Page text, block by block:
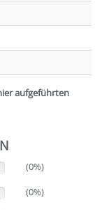
aufgeführten
(0%)
(0%)